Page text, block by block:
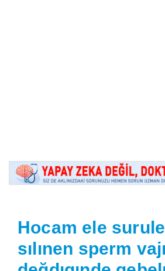
Hocam ele
sılınen sperm